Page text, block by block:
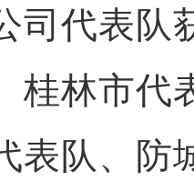
司代表队
桂林市代
表队、防